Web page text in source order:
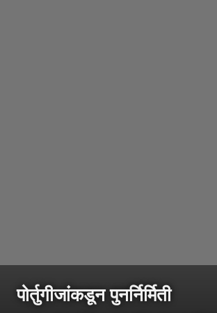
पोर्तुगीजांकडून पुनर्निर्मिती